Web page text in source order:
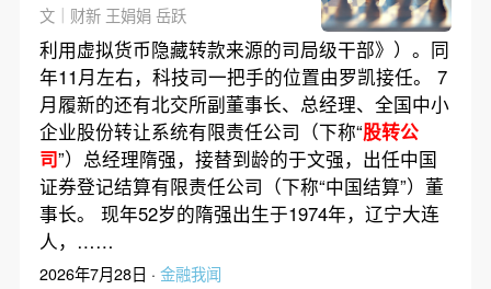
文｜财新 王娟娟 岳跃
利用虚拟货币隐藏转款来源的司局级干部》）。同
年11月左右，科技司一把手的位置由罗凯接任。 7
月履新的还有北交所副董事长、总经理、全国中小
企业股份转让系统有限责任公司（下称“股转公
司”）总经理隋强，接替到龄的于文强，出任中国
证券登记结算有限责任公司（下称“中国结算”）董
事长。 现年52岁的隋强出生于1974年，辽宁大连
人，……
2026年7月28日 · 金融我闻